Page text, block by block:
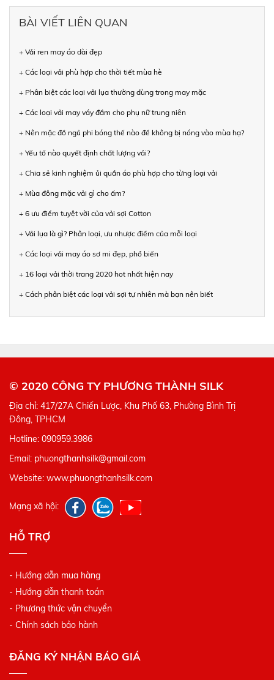
BÀI VIẾT LIÊN QUAN
+ Vải ren may áo dài đẹp
+ Các loại vải phù hợp cho thời tiết mùa hè
+ Phân biệt các loại vải lụa thường dùng trong may mặc
+ Các loại vải may váy đầm cho phụ nữ trung niên
+ Nên mặc đồ ngủ phi bóng thế nào để không bị nóng vào mùa hạ?
+ Yếu tố nào quyết định chất lượng vải?
+ Chia sẻ kinh nghiệm ủi quần áo phù hợp cho từng loại vải
+ Mùa đông mặc vải gì cho ấm?
+ 6 ưu điểm tuyệt vời của vải sợi Cotton
+ Vải lụa là gì? Phân loại, ưu nhược điểm của mỗi loại
+ Các loại vải may áo sơ mi đẹp, phổ biến
+ 16 loại vải thời trang 2020 hot nhất hiện nay
+ Cách phân biệt các loại vải sợi tự nhiên mà bạn nên biết
© 2020 CÔNG TY PHƯƠNG THÀNH SILK
Địa chỉ: 417/27A Chiến Lược, Khu Phố 63, Phường Bình Trị
Đông, TPHCM
Hotline: 090959.3986
Email: phuongthanhsilk@gmail.com
Website: www.phuongthanhsilk.com
Mạng xã hội:
HỖ TRỢ
- Hướng dẫn mua hàng
- Hướng dẫn thanh toán
- Phương thức vận chuyển
- Chính sách bảo hành
ĐĂNG KÝ NHẬN BÁO GIÁ